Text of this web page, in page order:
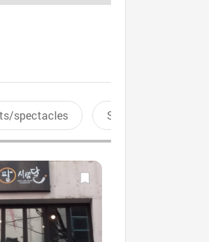
spectacles Sports aquatiques